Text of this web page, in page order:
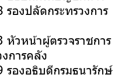
รองปลัดกระทรวงการ
หัวหน้าผู้ตรวจราชการ
การคลัง
รองอธิบดีกรมธนารักษ์